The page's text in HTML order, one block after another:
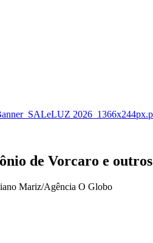
de Vorcaro e